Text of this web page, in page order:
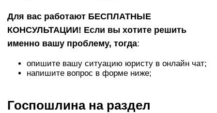
Для вас работают БЕСПЛАТНЫЕ
КОНСУЛЬТАЦИИ! Если вы хотите решить
именно вашу проблему, тогда:
опишите вашу ситуацию юристу в онлайн чат;
напишите вопрос в форме ниже;
Госпошлина на раздел